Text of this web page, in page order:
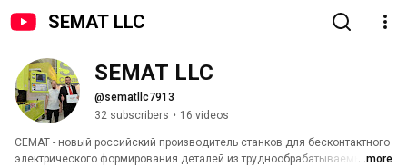
SEMAT LLC
SEMAT LLC
@sematllc7913
32 subscribers • 16 videos
СЕМАТ - новый российский производитель станков для бесконтактного
электрического формирования деталей из труднообрабатываемых ...more